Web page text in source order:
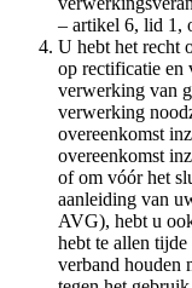
– artikel 6, lid 1,
U hebt het recht
op rectificatie en
verwerking van
verwerking
overeenkomst
overeenkomst
of om vóór het
aanleiding van
AVG), hebt u
hebt te allen
verband houden